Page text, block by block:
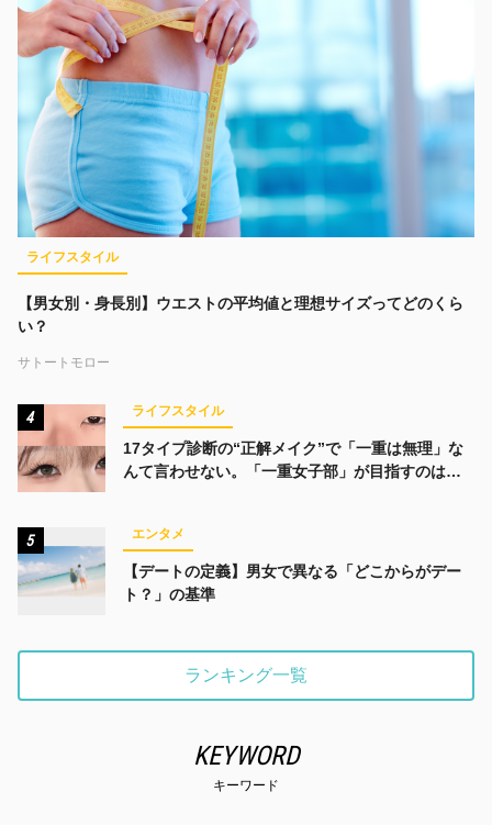
ライフスタイル
【男女別・身長別】ウエストの平均値と理想サイズってどのくら
い？
サトートモロー
4 ライフスタイル
17タイプ診断の“正解メイク”で「一重は無理」な
んて言わせない。「一重女子部」が目指すのは、
5 エンタメ
【デートの定義】男女で異なる「どこからがデー
ト？」の基準
ランキング一覧
KEYWORD
キーワード